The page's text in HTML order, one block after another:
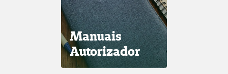
Manuais
Autorizador